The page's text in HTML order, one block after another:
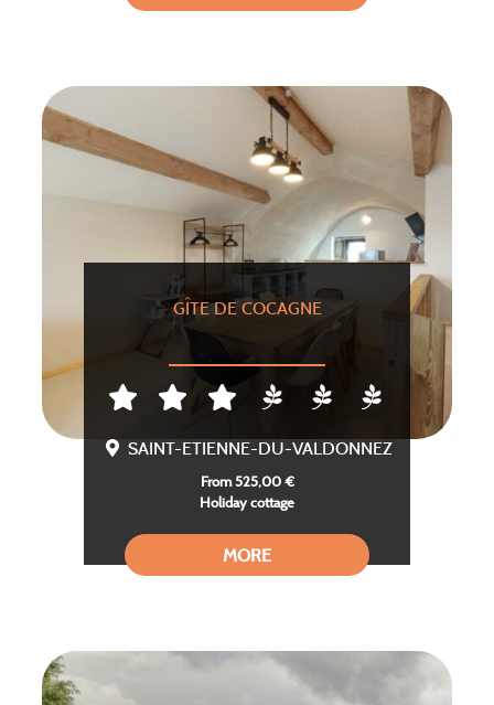
GÎTE DE COCAGNE
SAINT-ETIENNE-DU-VALDONNEZ
From 525,00 €
Holiday cottage
MORE